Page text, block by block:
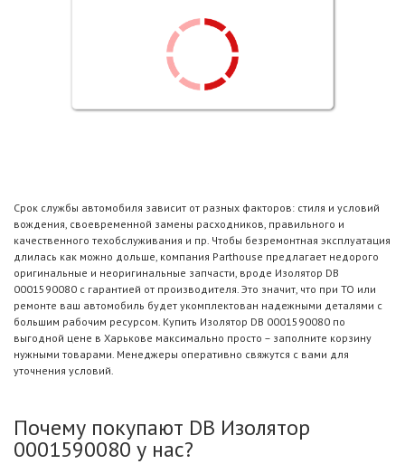
Срок службы автомобиля зависит от разных факторов: стиля и условий
вождения, своевременной замены расходников, правильного и
качественного техобслуживания и пр. Чтобы безремонтная эксплуатация
длилась как можно дольше, компания Parthouse предлагает недорого
оригинальные и неоригинальные запчасти, вроде Изолятор DB
0001590080 с гарантией от производителя. Это значит, что при ТО или
ремонте ваш автомобиль будет укомплектован надежными деталями с
большим рабочим ресурсом. Купить Изолятор DB 0001590080 по
выгодной цене в Харькове максимально просто – заполните корзину
нужными товарами. Менеджеры оперативно свяжутся с вами для
уточнения условий.
Почему покупают DB Изолятор
0001590080 у нас?